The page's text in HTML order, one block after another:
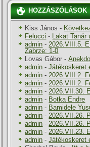
HOZZÁSZÓLÁSOK
Kiss János -
Felucci - Lakat Tanár
admin -2026.VIII.5.
Zabrze: 1-0
Lovas Gábor -
admin -Játékoskeret
admin -2026.VIII.2.
admin -2026.VIII.2.
admin -2026.VII.30.
admin - Botka Endre
admin - Bamidele
admin -2026.VII.26.
admin -2026.VII.26.
admin -2026.VII.23.
admin -Játékoskeret